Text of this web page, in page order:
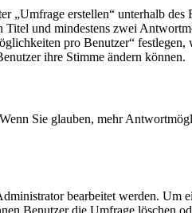
„Umfrage erstellen“ unterhalb
und mindestens zwei
pro Benutzer“
ihre Stimme ändern können.
Sie glauben, mehr
bearbeitet werden. Um
Benutzer die Umfrage löschen